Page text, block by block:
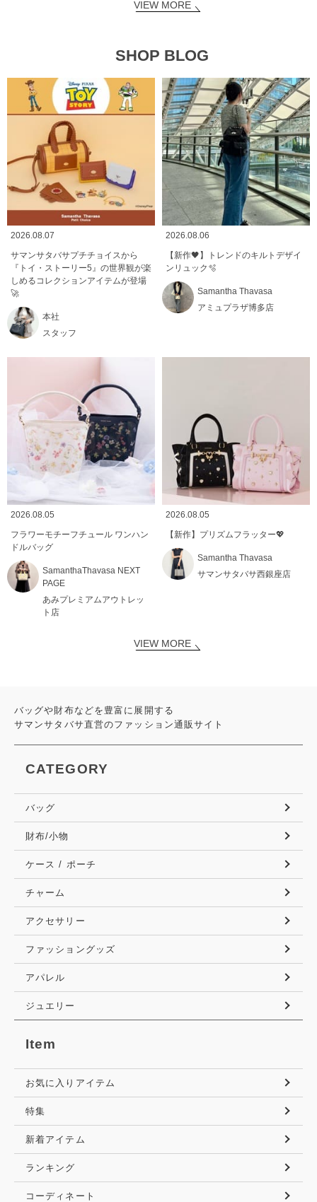
VIEW MORE
SHOP BLOG
2026.08.07
サマンサタバサプチチョイスから
『トイ・ストーリー5』の世界観が楽
しめるコレクションアイテムが登場
🚀
本社
スタッフ
2026.08.06
【新作🖤】トレンドのキルトデザイ
ンリュック🫧
Samantha Thavasa
アミュプラザ博多店
2026.08.05
フラワーモチーフチュール ワンハン
ドルバッグ
SamanthaThavasa NEXT
PAGE
あみプレミアムアウトレッ
ト店
2026.08.05
【新作】プリズムフラッター💖
Samantha Thavasa
サマンサタバサ西銀座店
VIEW MORE
バッグや財布などを豊富に展開する
サマンサタバサ直営のファッション通販サイト
CATEGORY
バッグ
財布/小物
ケース / ポーチ
チャーム
アクセサリー
ファッショングッズ
アパレル
ジュエリー
Item
お気に入りアイテム
特集
新着アイテム
ランキング
コーディネート